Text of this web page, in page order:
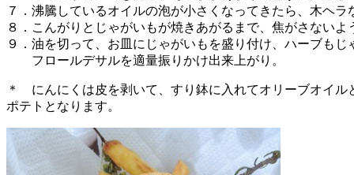
７．沸騰しているオイルの泡が小さくなってきたら、木
８．こんがりとじゃがいもが焼きあがるまで、焦がさない
９．油を切って、お皿にじゃがいもを盛り付け、ハーブも
フロールデサルを適量振りかけ出来上がり。
＊ にんにくは皮を剥いて、すり鉢に入れてオリーブオイ
ポテトとなります。